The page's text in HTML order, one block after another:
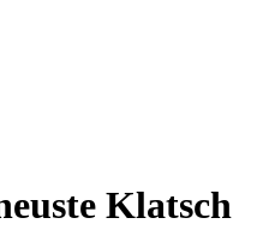
Klatsch